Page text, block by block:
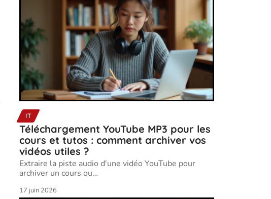
IT
Téléchargement YouTube MP3 pour les
cours et tutos : comment archiver vos
vidéos utiles ?
Extraire la piste audio d'une vidéo YouTube pour
archiver un cours ou…
17 juin 2026